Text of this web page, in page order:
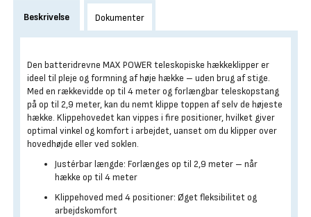
Beskrivelse Dokumenter
Den batteridrevne MAX POWER teleskopiske hækkeklipper er
ideel til pleje og formning af høje hække – uden brug af stige.
Med en rækkevidde op til 4 meter og forlængbar teleskopstang
på op til 2,9 meter, kan du nemt klippe toppen af selv de højeste
hække. Klippehovedet kan vippes i fire positioner, hvilket giver
optimal vinkel og komfort i arbejdet, uanset om du klipper over
hovedhøjde eller ved soklen.
Justérbar længde: Forlænges op til 2,9 meter – når
hække op til 4 meter
Klippehoved med 4 positioner: Øget fleksibilitet og
arbejdskomfort